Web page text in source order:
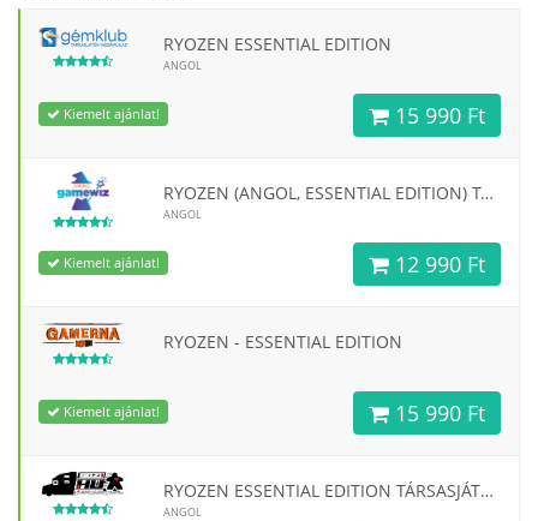
RYOZEN ESSENTIAL EDITION
ANGOL
Kiemelt ajánlat! 15 990 Ft
RYOZEN (ANGOL, ESSENTIAL EDITION) TÁRSASJÁTÉK
ANGOL
Kiemelt ajánlat! 12 990 Ft
RYOZEN - ESSENTIAL EDITION
Kiemelt ajánlat! 15 990 Ft
RYOZEN ESSENTIAL EDITION TÁRSASJÁTÉK - ANGOL KIADÁS
ANGOL